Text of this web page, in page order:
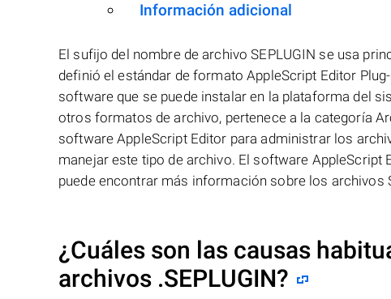
Información adicional
El sufijo del nombre de archivo SEPLUGIN se usa
definió el estándar de formato AppleScript Editor
software que se puede instalar en la plataforma del
otros formatos de archivo, pertenece a la categoría
software AppleScript Editor para administrar los
manejar este tipo de archivo. El software
puede encontrar más información sobre los archivos
¿Cuáles son las causas
archivos .SEPLUGIN?